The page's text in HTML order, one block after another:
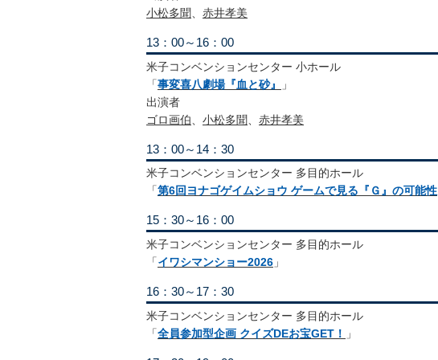
小松多聞
赤井孝美
13：00～16：00
米子コンベンションセンター 小ホール
「事変喜八劇場『血と砂』
」
出演者
ゴロ画伯
小松多聞 赤井孝美
13：00～14：30
米子コンベンションセンター 多目的ホール
「第6回ヨナゴゲイムショウ ゲームで見る『Ｇ』の可能性
15：30～16：00
米子コンベンションセンター 多目的ホール
「イワシマンショー2026 」
16：30～17：30
米子コンベンションセンター 多目的ホール
「全員参加型企画 クイズDEお宝GET！ 」